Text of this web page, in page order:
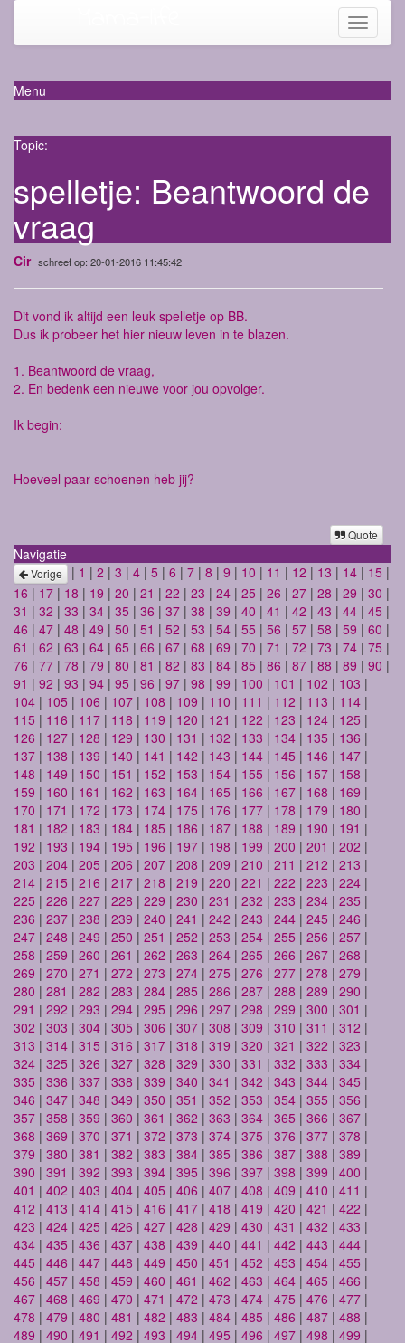
Toggle
Menu
Topic:
spelletje: Beantwoord de
vraag
Cir schreef op: 20-01-2016 11:45:42
Dit vond ik altijd een leuk spelletje op BB.
Dus ik probeer het hier nieuw leven in te blazen.
1. Beantwoord de vraag,
2. En bedenk een nieuwe voor jou opvolger.
Ik begin:
Hoeveel paar schoenen heb jij?
Quote
Navigatie
Vorige | 1 | 2 | 3 | 4 | 5 | 6 | 7 | 8 | 9 | 10 | 11 | 12 | 13 | 14 | 15 |
16 | 17 | 18 | 19 | 20 | 21 | 22 | 23 | 24 | 25 | 26 | 27 | 28 | 29 | 30 |
31 | 32 | 33 | 34 | 35 | 36 | 37 | 38 | 39 | 40 | 41 | 42 | 43 | 44 | 45 |
46 | 47 | 48 | 49 | 50 | 51 | 52 | 53 | 54 | 55 | 56 | 57 | 58 | 59 | 60 |
61 | 62 | 63 | 64 | 65 | 66 | 67 | 68 | 69 | 70 | 71 | 72 | 73 | 74 | 75 |
76 | 77 | 78 | 79 | 80 | 81 | 82 | 83 | 84 | 85 | 86 | 87 | 88 | 89 | 90 |
91 | 92 | 93 | 94 | 95 | 96 | 97 | 98 | 99 | 100 | 101 | 102 | 103 |
104 | 105 | 106 | 107 | 108 | 109 | 110 | 111 | 112 | 113 | 114 |
115 | 116 | 117 | 118 | 119 | 120 | 121 | 122 | 123 | 124 | 125 |
126 | 127 | 128 | 129 | 130 | 131 | 132 | 133 | 134 | 135 | 136 |
137 | 138 | 139 | 140 | 141 | 142 | 143 | 144 | 145 | 146 | 147 |
148 | 149 | 150 | 151 | 152 | 153 | 154 | 155 | 156 | 157 | 158 |
159 | 160 | 161 | 162 | 163 | 164 | 165 | 166 | 167 | 168 | 169 |
170 | 171 | 172 | 173 | 174 | 175 | 176 | 177 | 178 | 179 | 180 |
181 | 182 | 183 | 184 | 185 | 186 | 187 | 188 | 189 | 190 | 191 |
192 | 193 | 194 | 195 | 196 | 197 | 198 | 199 | 200 | 201 | 202 |
203 | 204 | 205 | 206 | 207 | 208 | 209 | 210 | 211 | 212 | 213 |
214 | 215 | 216 | 217 | 218 | 219 | 220 | 221 | 222 | 223 | 224 |
225 | 226 | 227 | 228 | 229 | 230 | 231 | 232 | 233 | 234 | 235 |
236 | 237 | 238 | 239 | 240 | 241 | 242 | 243 | 244 | 245 | 246 |
247 | 248 | 249 | 250 | 251 | 252 | 253 | 254 | 255 | 256 | 257 |
258 | 259 | 260 | 261 | 262 | 263 | 264 | 265 | 266 | 267 | 268 |
269 | 270 | 271 | 272 | 273 | 274 | 275 | 276 | 277 | 278 | 279 |
280 | 281 | 282 | 283 | 284 | 285 | 286 | 287 | 288 | 289 | 290 |
291 | 292 | 293 | 294 | 295 | 296 | 297 | 298 | 299 | 300 | 301 |
302 | 303 | 304 | 305 | 306 | 307 | 308 | 309 | 310 | 311 | 312 |
313 | 314 | 315 | 316 | 317 | 318 | 319 | 320 | 321 | 322 | 323 |
324 | 325 | 326 | 327 | 328 | 329 | 330 | 331 | 332 | 333 | 334 |
335 | 336 | 337 | 338 | 339 | 340 | 341 | 342 | 343 | 344 | 345 |
346 | 347 | 348 | 349 | 350 | 351 | 352 | 353 | 354 | 355 | 356 |
357 | 358 | 359 | 360 | 361 | 362 | 363 | 364 | 365 | 366 | 367 |
368 | 369 | 370 | 371 | 372 | 373 | 374 | 375 | 376 | 377 | 378 |
379 | 380 | 381 | 382 | 383 | 384 | 385 | 386 | 387 | 388 | 389 |
390 | 391 | 392 | 393 | 394 | 395 | 396 | 397 | 398 | 399 | 400 |
401 | 402 | 403 | 404 | 405 | 406 | 407 | 408 | 409 | 410 | 411 |
412 | 413 | 414 | 415 | 416 | 417 | 418 | 419 | 420 | 421 | 422 |
423 | 424 | 425 | 426 | 427 | 428 | 429 | 430 | 431 | 432 | 433 |
434 | 435 | 436 | 437 | 438 | 439 | 440 | 441 | 442 | 443 | 444 |
445 | 446 | 447 | 448 | 449 | 450 | 451 | 452 | 453 | 454 | 455 |
456 | 457 | 458 | 459 | 460 | 461 | 462 | 463 | 464 | 465 | 466 |
467 | 468 | 469 | 470 | 471 | 472 | 473 | 474 | 475 | 476 | 477 |
478 | 479 | 480 | 481 | 482 | 483 | 484 | 485 | 486 | 487 | 488 |
489 | 490 | 491 | 492 | 493 | 494 | 495 | 496 | 497 | 498 | 499 |